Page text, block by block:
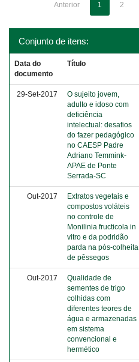
Anterior 1 2
Conjunto de itens:
Data do
documento
Título
29-Set-2017
O sujeito jovem,
adulto e idoso com
deficiência
intelectual: desafios
do fazer pedagógico
no CAESP Padre
Adriano Temmink-
APAE de Ponte
Serrada-SC
Out-2017
Extratos vegetais e
compostos voláteis
no controle de
Monilinia fructicola in
vitro e da podridão
parda na pós-colheita
de pêssegos
Out-2017
Qualidade de
sementes de trigo
colhidas com
diferentes teores de
água e armazenadas
em sistema
convencional e
hermético